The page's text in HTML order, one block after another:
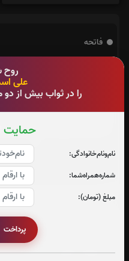
روح
علی
را در ثواب بیش از
حمایت
نام‌و‌نام‌خانوادگی:
شماره‌همراه‌شما:
مبلغ (تومان):
پرداخت
فاتحه
تعداد
اشتراک گذاری